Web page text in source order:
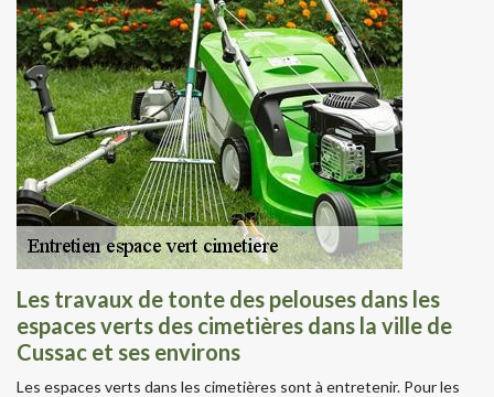
Les travaux de tonte des pelouses dans les
espaces verts des cimetières dans la ville de
Cussac et ses environs
Les espaces verts dans les cimetières sont à entretenir. Pour les